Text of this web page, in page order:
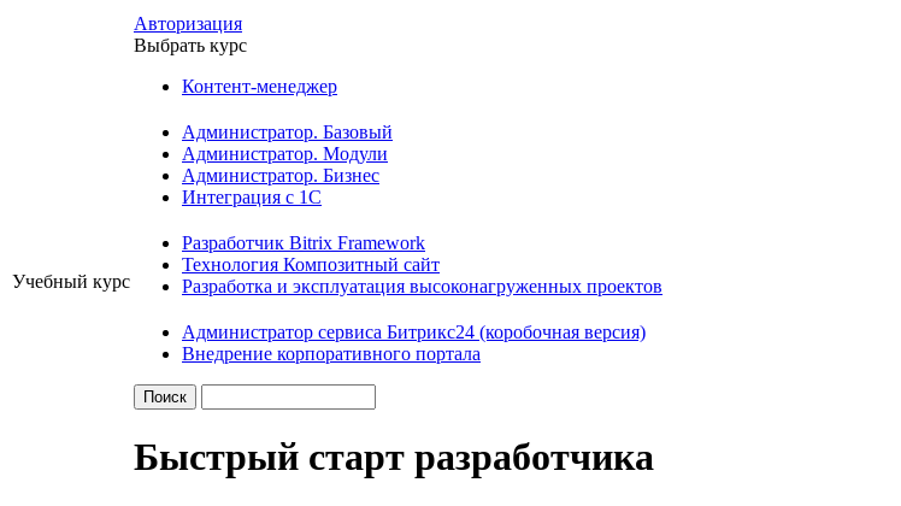
Учебный курс
Авторизация
Выбрать курс
Контент-менеджер
Администратор. Базовый
Администратор. Модули
Администратор. Бизнес
Интеграция с 1С
Разработчик Bitrix Framework
Технология Композитный сайт
Разработка и эксплуатация высоконагруженных проектов
Администратор сервиса Битрикс24 (коробочная версия)
Внедрение корпоративного портала
Быстрый старт разработчика